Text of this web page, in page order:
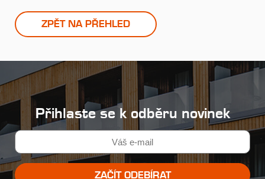
ZPĚT NA PŘEHLED
Přihlaste se k odběru novinek
ZAČÍT ODEBÍRAT